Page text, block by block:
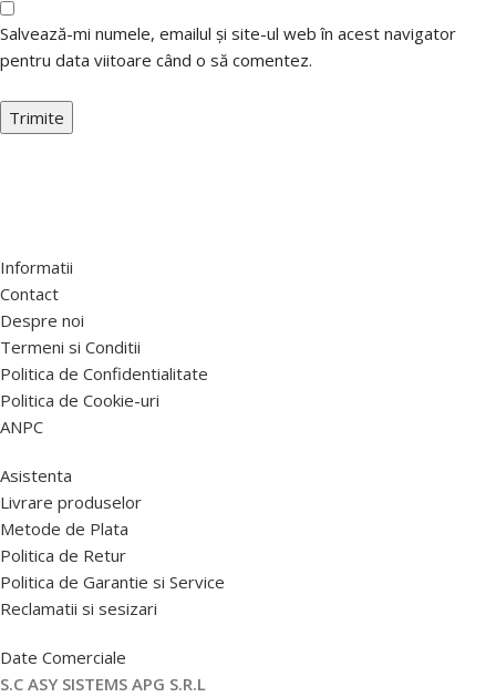
Salvează-mi numele, emailul și site-ul web în acest navigator
pentru data viitoare când o să comentez.
Informatii
Contact
Despre noi
Termeni si Conditii
Politica de Confidentialitate
Politica de Cookie-uri
ANPC
Asistenta
Livrare produselor
Metode de Plata
Politica de Retur
Politica de Garantie si Service
Reclamatii si sesizari
Date Comerciale
S.C ASY SISTEMS APG S.R.L